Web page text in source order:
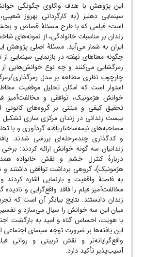
این پژوهش با هدف واکاوی چگونگی خوانش
است؛ فیلمی که با طرح مسئلۀ قصاص و
زندان بر مناسبات خانوادگی، از نمونه‌های
ایران به شمار می‌آید. مسئلۀ اصلی پژوهش
چگونه معناهای نهفته در بازنمایی سینمایی
رمزگشایی می‌کنند و چه نوع خوانش‌هایی از
چارچوب نظری مطالعه بر مدل رمزگذاری/
استوار است که امکان تحلیل موقعیت
خوانش هژمونیک، توافقی و مخالفت‌آمیز
تحقیق کیفی و مبتنی بر گروه‌های کانونی
بیست زندانی در زندان مرکزی ساری تشکیل
مصاحبه‌های نیمه‌ساختاریافته گردآوری و با
و کدگذاری چندمرحله‌ای بررسی شدند.
زندانیان سه گونه خوانش ارائه کردند: برخی
دربارۀ کنترل خشم و نقش خانواده
هژمونیک)، گروهی برداشت توافقی داشتند
به فاصلۀ واقعیت و بازنمایی اشاره
مخالفت‌آمیز فیلم را فاقد واقع‌گرایی و
زندان دانستند. نتایج بیانگر آن است که
میان این سه خوانش را سیال می‌سازد و
با هویت، احساس گناه و امید به بازگشت
این یافته‌ها بر ضرورت توجه سینمای اجتماعی
واقع‌گرایانه‌تر و نقش تربیتی و روانی
آسیب‌پذیر تأکید دارد.